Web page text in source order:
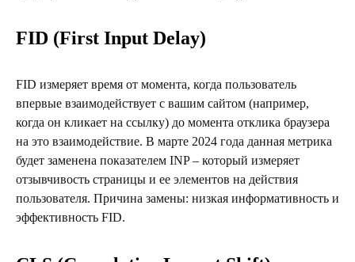
FID (First Input Delay)
FID измеряет время от момента, когда пользователь
впервые взаимодействует с вашим сайтом (например,
когда он кликает на ссылку) до момента отклика браузера
на это взаимодействие. В марте 2024 года данная метрика
будет заменена показателем INP – который измеряет
отзывчивость страницы и ее элементов на действия
пользователя. Причина замены: низкая информативность и
эффективность FID.